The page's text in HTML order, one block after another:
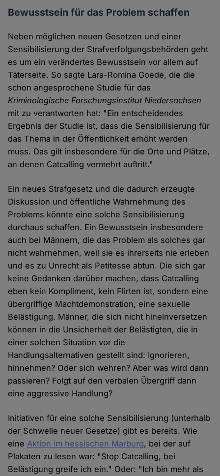
Bewusstsein für das Problem schaffen
Neben möglichen neuen Gesetzen und einer
Sensibilisierung der Strafverfolgungsbehörden geht
es um ein verändertes Bewusstsein vor allem auf
Täterseite. So sagte Lara-Romina Goede, die die
schon angesprochene Studie für das
Kriminologische Forschungsinstitut Niedersachsen
mit zu verantworten hat: "Ein entscheidendes
Ergebnis der Studie ist, dass die Sensibilisierung für
das Thema in der Öffentlichkeit erhöht werden
muss. Das gilt insbesondere für die Orte und Plätze,
an denen Catcalling vermehrt auftritt."
Ein neues Strafgesetz und die dadurch erzeugte
Diskussion und öffentliche Wahrnehmung des
Problems könnte eine solche Sensibilisierung
durchaus schaffen. Ein Bewusstsein insbesondere
auch bei Männern, die das Problem als solches gar
nicht wahrnehmen, weil sie es ihrerseits nie erleben
und es zu Unrecht als Petitesse abtun. Die sich gar
keine Gedanken darüber machen, dass Catcalling
eben kein Kompliment, kein Flirten ist, sondern eine
übergriffige Machtdemonstration, eine sexuelle
Belästigung. Männer, die sich nicht hineinversetzen
können in die Unsicherheit der Belästigten, die in
einer solchen Situation vor die
Handlungsalternativen gestellt sind: Ignorieren,
hinnehmen? Oder sich wehren? Aber was wird dann
passieren? Folgt auf den verbalen Übergriff dann
eine aggressive Handlung?
Initiativen für eine solche Sensibilisierung (unterhalb
der Schwelle neuer Gesetze) gibt es bereits. Wie
eine Aktion im hessischen Marburg, bei der auf
Plakaten zu lesen war: "Stop Catcalling, bei
Belästigung greife ich ein." Oder: "Ich bin mehr als